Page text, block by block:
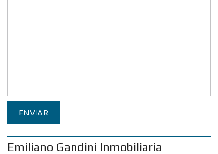
Emiliano Gandini Inmobiliaria